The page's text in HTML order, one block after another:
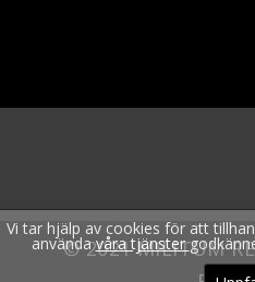
© 2021 MILITUM
Vi tar hjälp av cookies för att
användavåra tjänster